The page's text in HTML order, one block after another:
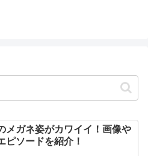
メガネ姿がカワイイ！画像や
ピソードを紹介！